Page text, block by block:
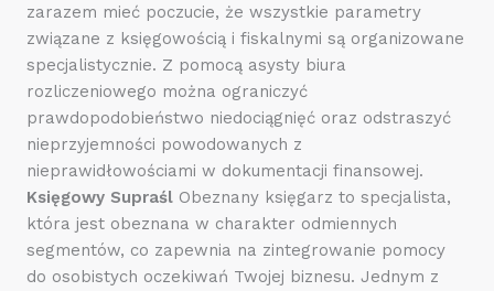
zarazem mieć poczucie, że wszystkie parametry
związane z księgowością i fiskalnymi są organizowane
specjalistycznie. Z pomocą asysty biura
rozliczeniowego można ograniczyć
prawdopodobieństwo niedociągnięć oraz odstraszyć
nieprzyjemności powodowanych z
nieprawidłowościami w dokumentacji finansowej.
Księgowy Supraśl Obeznany księgarz to specjalista,
która jest obeznana w charakter odmiennych
segmentów, co zapewnia na zintegrowanie pomocy
do osobistych oczekiwań Twojej biznesu. Jednym z